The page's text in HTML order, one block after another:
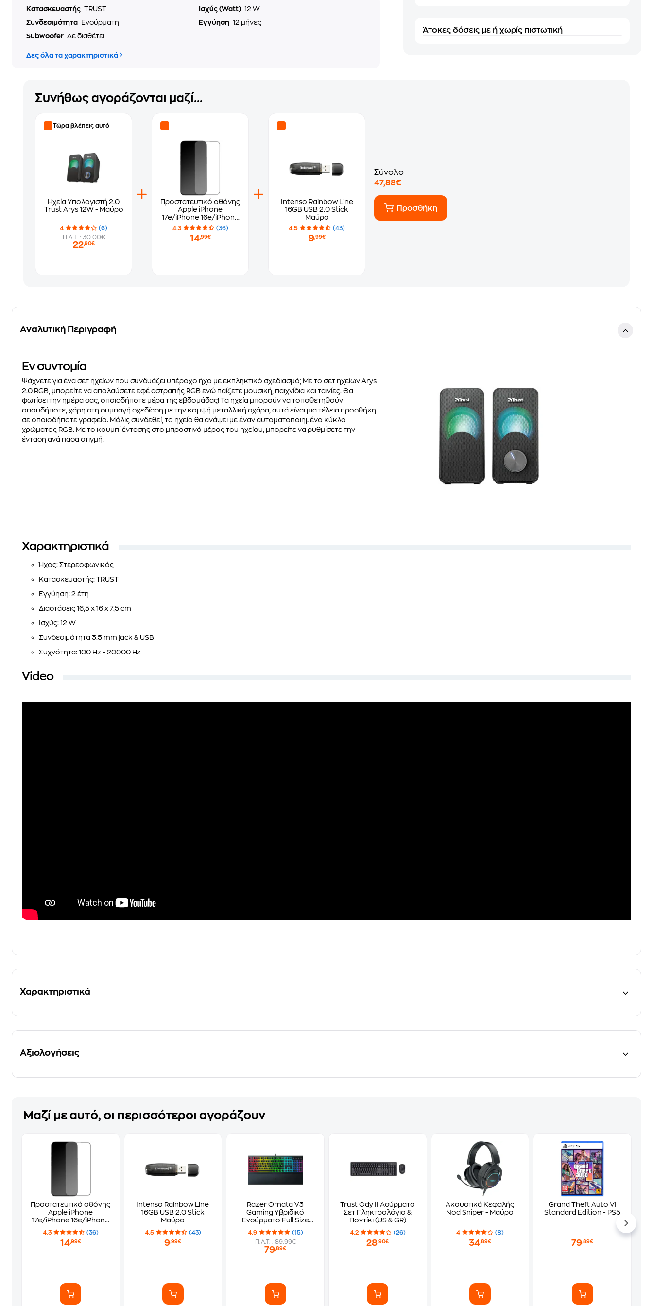
Κατασκευαστής TRUST Ισχύς (Watt) 12 W
Συνδεσιμότητα
Ενσύρματη Εγγύηση 12 μήνες
Subwoofer Δε διαθέτει
Δες όλα τα χαρακτηριστικά
Άτοκες δόσεις με ή χωρίς πιστωτική
Συνήθως αγοράζονται μαζί...
Τώρα βλέπεις αυτό
Ηχεία Υπολογιστή 2.0
Trust Arys 12W - Μαύρο
4
(6)
Π.Λ.Τ. : 30.00€
22,90€
Προστατευτικό οθόνης
Apple iPhone
17e/iPhone 16e/iPhone
13/iPhone 13
Pro/iPhone 14 - Tune
Premium Black Frame
4.3 (36)
14,99€
Intenso Rainbow Line
16GB USB 2.0 Stick
Μαύρο
4.5 (43)
9,99€
Σύνολο
47,88€
Προσθήκη
Αναλυτική Περιγραφή
Eν συντομία
Ψάχνετε για ένα σετ ηχείων που συνδυάζει υπέροχο ήχο με εκπληκτικό σχεδιασμό; Με το σετ ηχείων Arys
2.0 RGB, μπορείτε να απολαύσετε εφέ αστραπής RGB ενώ παίζετε μουσική, παιχνίδια και ταινίες. Θα
φωτίσει την ημέρα σας, οποιαδήποτε μέρα της εβδομάδας! Τα ηχεία μπορούν να τοποθετηθούν
οπουδήποτε, χάρη στη συμπαγή σχεδίαση με την κομψή μεταλλική σχάρα, αυτά είναι μια τέλεια προσθήκη
σε οποιοδήποτε γραφείο. Μόλις συνδεθεί, το ηχείο θα ανάψει με έναν αυτοματοποιημένο κύκλο
χρώματος RGB. Με το κουμπί έντασης στο μπροστινό μέρος του ηχείου, μπορείτε να ρυθμίσετε την
ένταση ανά πάσα στιγμή.
Χαρακτηριστικά
Ήχος: Στερεοφωνικός
Κατασκευαστής: TRUST
Εγγύηση: 2 έτη
Διαστάσεις 16,5 x 16 x 7,5 cm
Ισχύς: 12 W
Συνδεσιμότητα 3.5 mm jack & USB
Συχνότητα: 100 Hz - 20000 Hz
Video
Χαρακτηριστικά
Αξιολογήσεις
Μαζί με αυτό, οι περισσότεροι αγοράζουν
Προστατευτικό οθόνης
Apple iPhone
17e/iPhone 16e/iPhone
13/iPhone 13
Pro/iPhone 14 - Tune
Premium Black Frame
4.3 (36)
14,99€
Intenso Rainbow Line
16GB USB 2.0 Stick
Μαύρο
4.5 (43)
9,99€
Razer Ornata V3
Gaming Υβριδικό
Ενσύρματο Full Size
Πληκτρολόγιο (GR)
4.9
(15)
Π.Λ.Τ. : 89.99€
79,89€
Trust Ody II Ασύρματο
Σετ Πληκτρολόγιο &
Ποντίκι (US & GR)
4.2 (26)
28,90€
Ακουστικά Κεφαλής
Nod Sniper - Μαύρο
4 (8)
34,89€
Grand Theft Auto VI
Standard Edition - PS5
79,89€